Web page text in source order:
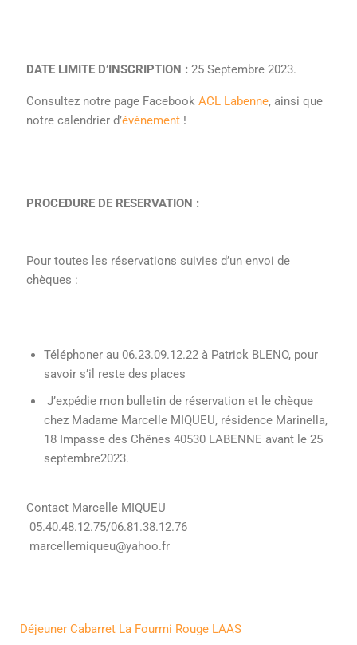
DATE LIMITE D’INSCRIPTION : 25 Septembre 2023.
Consultez notre page Facebook ACL Labenne, ainsi que
notre calendrier d’évènement !
PROCEDURE DE RESERVATION :
Pour toutes les réservations suivies d’un envoi de
chèques :
Téléphoner au 06.23.09.12.22 à Patrick BLENO, pour
savoir s’il reste des places
J’expédie mon bulletin de réservation et le chèque
chez Madame Marcelle MIQUEU, résidence Marinella,
18 Impasse des Chênes 40530 LABENNE avant le 25
septembre2023.
Contact Marcelle MIQUEU
05.40.48.12.75/06.81.38.12.76
marcellemiqueu@yahoo.fr
Déjeuner Cabarret La Fourmi Rouge LAAS